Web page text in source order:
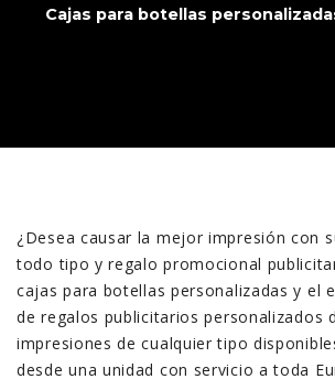
Cajas para botellas
¿Desea causar la mejor impresión con
todo tipo y regalo promocional
cajas para botellas personalizadas y el
de regalos publicitarios personalizados
impresiones de cualquier tipo
desde una unidad con servicio a toda